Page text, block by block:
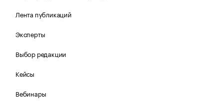
Лента публикаций
Эксперты
Выбор редакции
Кейсы
Вебинары